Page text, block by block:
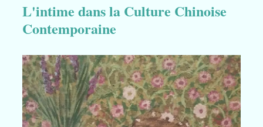
L'intime dans la Culture Chinoise
Contemporaine